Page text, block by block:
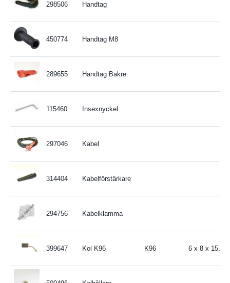
298506 Handtag
450774 Handtag M8
289655 Handtag Bakre
115460 Insexnyckel
297046 Kabel
314404 Kabelförstärkare
294756 Kabelklamma
399647 Kol K96 K96 6 x 8 x 15,9